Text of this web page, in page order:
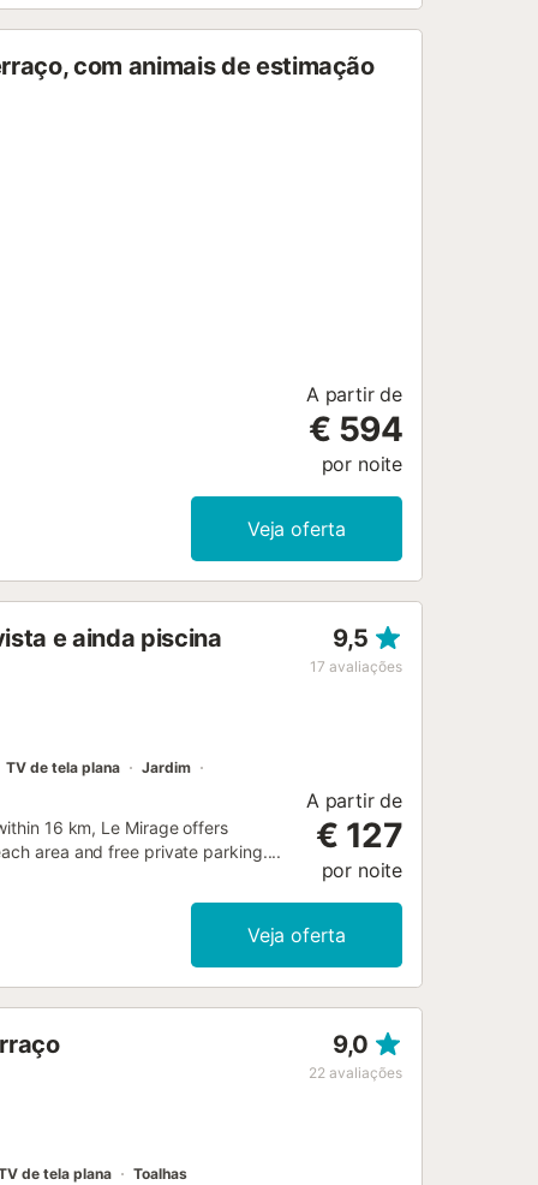
com animais de estimação
A partir de
€ 594
por noite
Veja oferta
e ainda piscina 9,5
17 avaliações
TV de tela plana
Jardim
16 km, Le Mirage offers
area and free private parking....
A partir de
€ 127
por noite
Veja oferta
9,0
22 avaliações
de tela plana Toalhas